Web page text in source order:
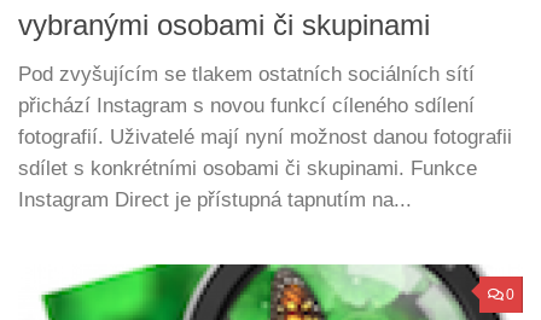
vybranými osobami či skupinami
Pod zvyšujícím se tlakem ostatních sociálních sítí
přichází Instagram s novou funkcí cíleného sdílení
fotografií. Uživatelé mají nyní možnost danou fotografii
sdílet s konkrétními osobami či skupinami. Funkce
Instagram Direct je přístupná tapnutím na...
0